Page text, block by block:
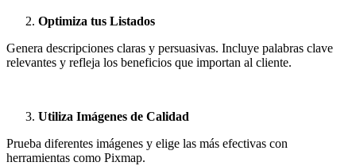
Optimiza tus Listados
Genera descripciones claras y persuasivas. Incluye palabras clave
relevantes y refleja los beneficios que importan al cliente.
Utiliza Imágenes de Calidad
Prueba diferentes imágenes y elige las más efectivas con
herramientas como Pixmap.